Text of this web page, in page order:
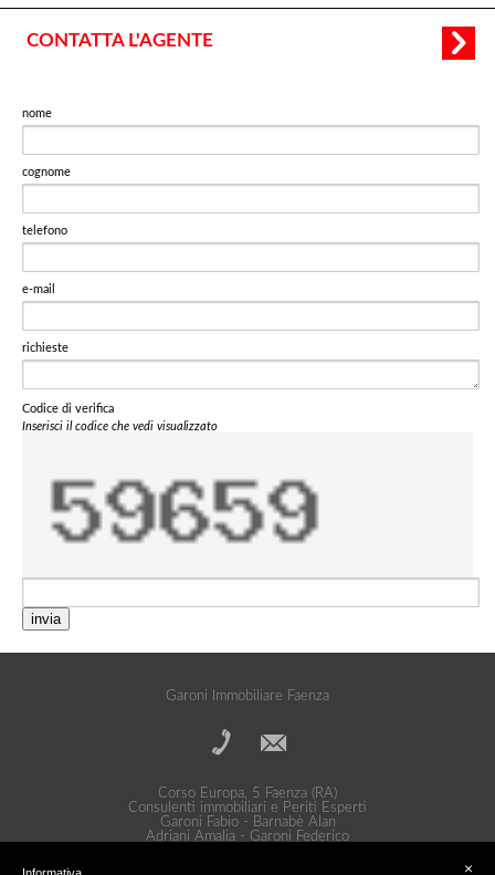
CONTATTA L'AGENTE
nome
cognome
telefono
e-mail
richieste
Codice di verifica
Inserisci il codice che vedi visualizzato
invia
Garoni Immobiliare Faenza
Corso Europa, 5 Faenza (RA)
Consulenti immobiliari e Periti Esperti
Garoni Fabio - Barnabè Alan
Adriani Amalia - Garoni Federico
×